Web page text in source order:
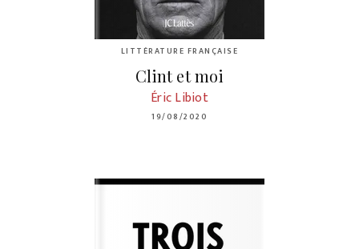
LITTÉRATURE FRANÇAISE
Clint et moi
Éric Libiot
19/08/2020